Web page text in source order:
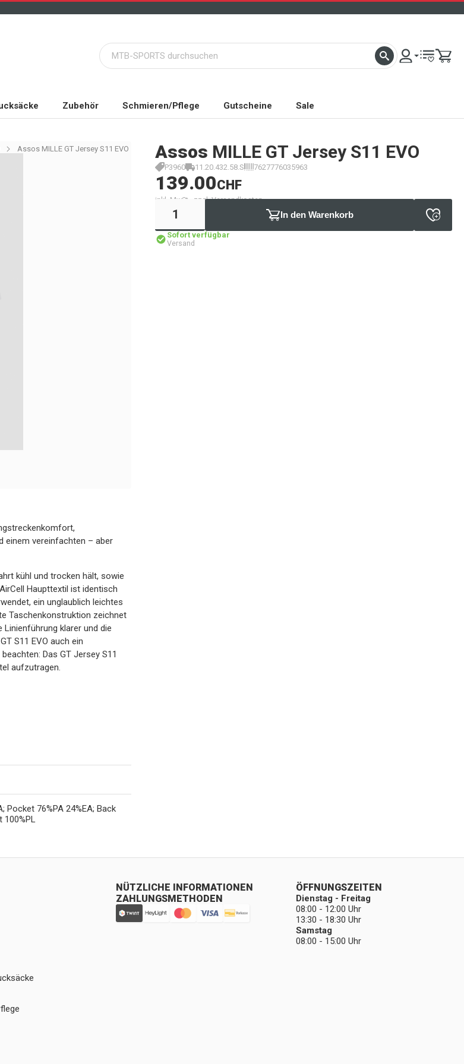
Zubehör Schmieren/Pflege Gutscheine Sale
Assos MILLE GT Jersey S11 EVO Assos MILLE GT Jersey S11 EVO
P3960 11.20.432.58.S 7627776035963
139.00CHF
inkl. MwSt., zzgl. Versandkosten
In den Warenkorb
Sofort verfügbar
Versand
einem vereinfachten – aber
kühl und trocken hält, sowie
Haupttextil ist identisch
ein unglaublich leichtes
Taschenkonstruktion zeichnet
klarer und die
S11 EVO auch ein
Das GT Jersey S11
aufzutragen.
Pocket 76%PA 24%EA; Back
100%PL
NÜTZLICHE INFORMATIONEN
ZAHLUNGSMETHODEN
ÖFFNUNGSZEITEN
Dienstag - Freitag
08:00 - 12:00 Uhr
13:30 - 18:30 Uhr
Samstag
08:00 - 15:00 Uhr